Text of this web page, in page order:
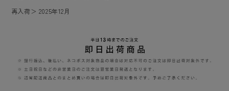
再入荷＞ 2025年12月